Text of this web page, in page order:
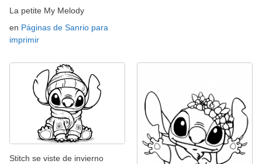
La petite My Melody
en Páginas de Sanrio para
imprimir
Stitch se viste de invierno